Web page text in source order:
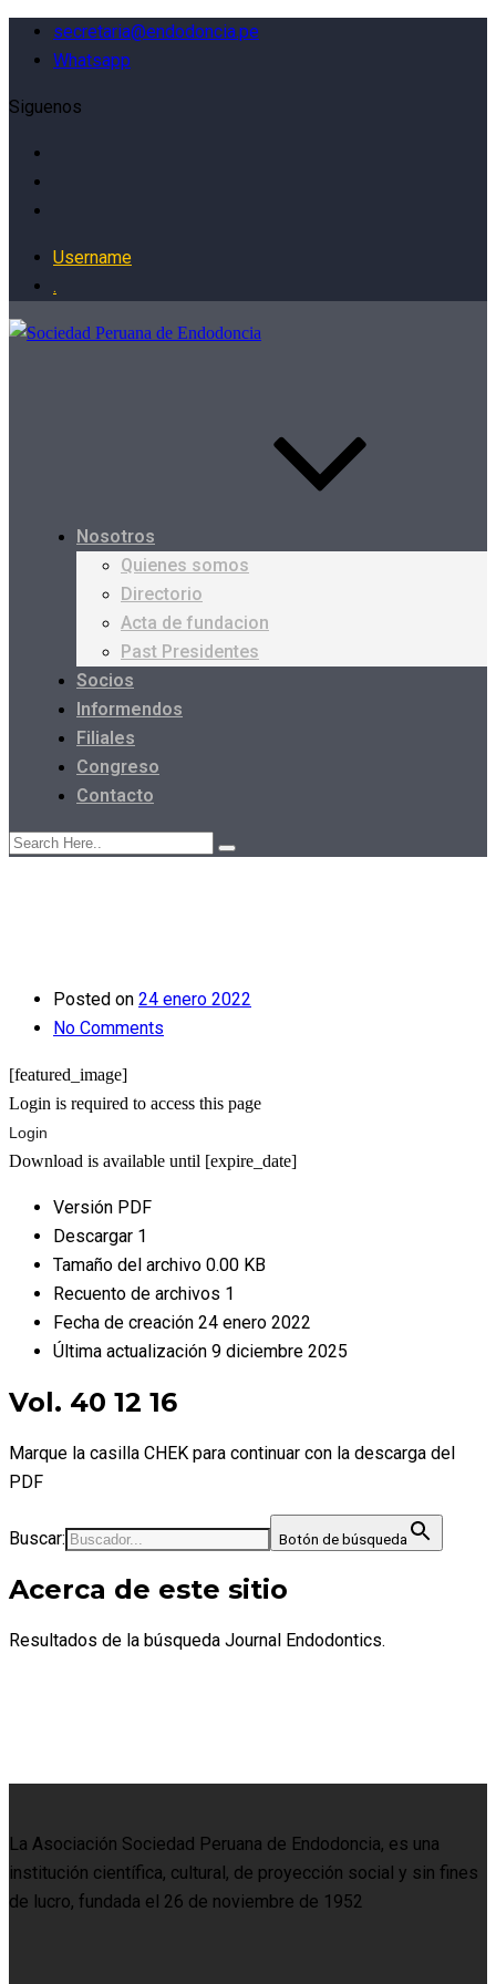
secretaria@endodoncia.pe
Whatsapp
Siguenos
Username
.
Nosotros
Quienes somos
Directorio
Acta de fundacion
Past Presidentes
Socios
Informendos
Filiales
Congreso
Contacto
Posted on 24 enero 2022
No Comments
[featured_image]
Login is required to access this page
Login
Download is available until [expire_date]
Versión PDF
Descargar 1
Tamaño del archivo 0.00 KB
Recuento de archivos 1
Fecha de creación 24 enero 2022
Última actualización 9 diciembre 2025
Vol. 40 12 16
Marque la casilla CHEK para continuar con la descarga del
PDF
Buscar: Botón de búsqueda
Acerca de este sitio
Resultados de la búsqueda Journal Endodontics.
La Asociación Sociedad Peruana de Endodoncia, es una
institución científica, cultural, de proyección social y sin fines
de lucro, fundada el 26 de noviembre de 1952